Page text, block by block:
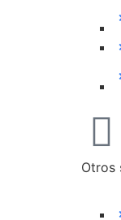
Otros